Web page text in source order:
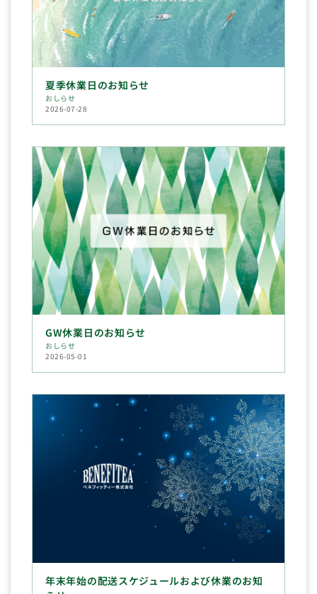
夏季休業日のお知らせ
おしらせ
2026-07-28
GW休業日のお知らせ
おしらせ
2026-05-01
年末年始の配送スケジュールおよび休業のお知